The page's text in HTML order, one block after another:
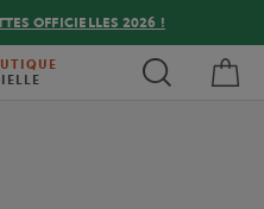
OFFICIELLES 2026 !